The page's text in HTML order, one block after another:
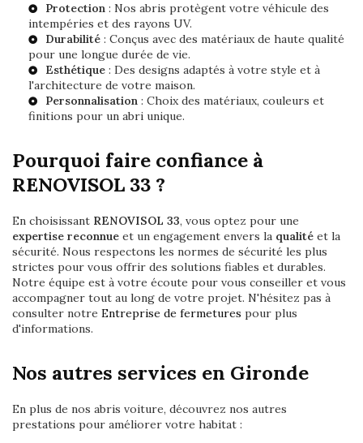
Protection : Nos abris protègent votre véhicule des
intempéries et des rayons UV.
Durabilité : Conçus avec des matériaux de haute qualité
pour une longue durée de vie.
Esthétique : Des designs adaptés à votre style et à
l'architecture de votre maison.
Personnalisation : Choix des matériaux, couleurs et
finitions pour un abri unique.
Pourquoi faire confiance à
RENOVISOL 33 ?
En choisissant RENOVISOL 33, vous optez pour une
expertise reconnue et un engagement envers la qualité et la
sécurité. Nous respectons les normes de sécurité les plus
strictes pour vous offrir des solutions fiables et durables.
Notre équipe est à votre écoute pour vous conseiller et vous
accompagner tout au long de votre projet. N'hésitez pas à
consulter notre Entreprise de fermetures pour plus
d'informations.
Nos autres services en Gironde
En plus de nos abris voiture, découvrez nos autres
prestations pour améliorer votre habitat :